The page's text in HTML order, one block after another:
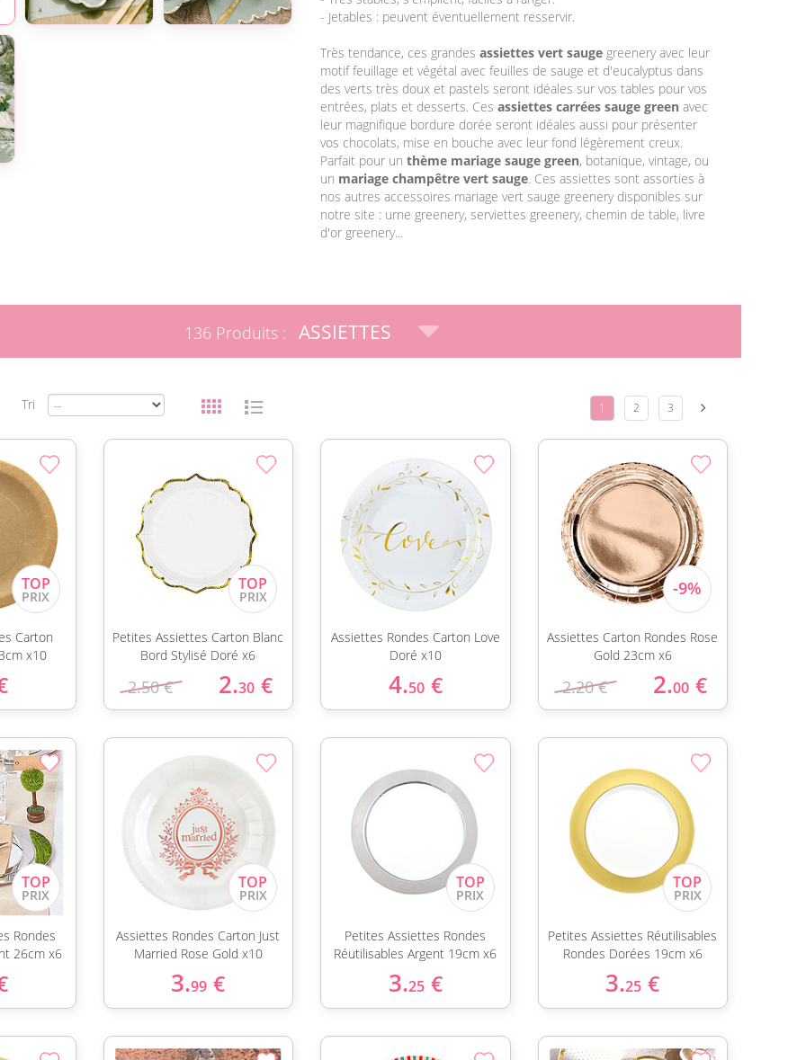
- Jetables : peuvent éventuellement resservir.
Très tendance, ces grandes assiettes vert sauge greenery avec leur
motif feuillage et végétal avec feuilles de sauge et d'eucalyptus dans
des verts très doux et pastels seront idéales sur vos tables pour vos
entrées, plats et desserts. Ces assiettes carrées sauge green avec
leur magnifique bordure dorée seront idéales aussi pour présenter
vos chocolats, mise en bouche avec leur fond légèrement creux.
Parfait pour un thème mariage sauge green, botanique, vintage, ou
un mariage champêtre vert sauge. Ces assiettes sont assorties à
nos autres accessoires mariage vert sauge greenery disponibles sur
notre site : urne greenery, serviettes greenery, chemin de table, livre
d'or greenery...
136 Produits : ASSIETTES
Tri 1 2 3
Carton
x10
Petites Assiettes Carton Blanc
Bord Stylisé Doré x6
2.50 € 2.30 €
Assiettes Rondes Carton Love
Doré x10
4.50 €
Assiettes Carton Rondes Rose
Gold 23cm x6
2.20 € 2.00 €
Rondes
26cm x6
Assiettes Rondes Carton Just
Married Rose Gold x10
3.99 €
Petites Assiettes Rondes
Réutilisables Argent 19cm x6
3.25 €
Petites Assiettes Réutilisables
Rondes Dorées 19cm x6
3.25 €